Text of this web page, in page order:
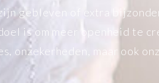
gebleven of extra
is om meer openheid te
onzekerheden, maar ook